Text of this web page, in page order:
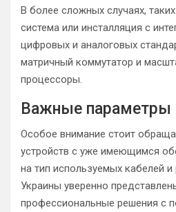
В более сложных случаях,
система или инсталляция с
цифровых и аналоговых
матричный коммутатор и
процессоры.
Важные параметры
Особое внимание стоит
устройств с уже имеющимся
на тип используемых кабелей
Украины уверенно
профессиональные решения с